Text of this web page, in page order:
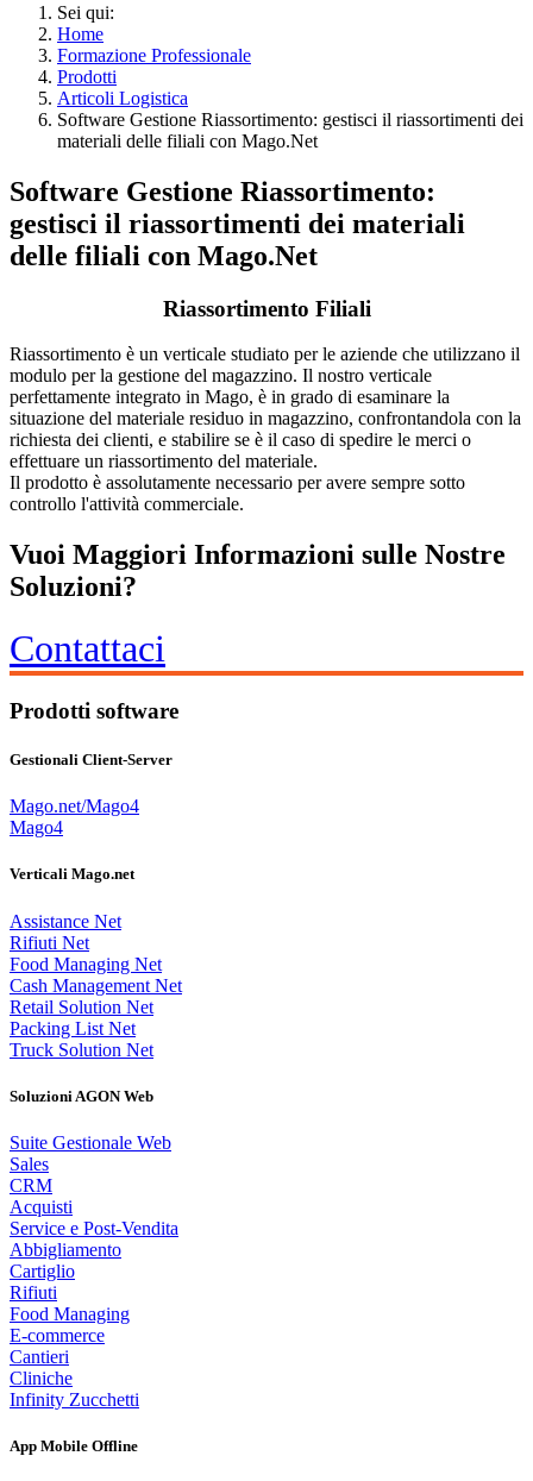
Sei qui:
Home
Formazione Professionale
Prodotti
Articoli Logistica
Software Gestione Riassortimento: gestisci il riassortimenti dei
materiali delle filiali con Mago.Net
Software Gestione Riassortimento:
gestisci il riassortimenti dei materiali
delle filiali con Mago.Net
Riassortimento Filiali
Riassortimento è un verticale studiato per le aziende che utilizzano il
modulo per la gestione del magazzino. Il nostro verticale
perfettamente integrato in Mago, è in grado di esaminare la
situazione del materiale residuo in magazzino, confrontandola con la
richiesta dei clienti, e stabilire se è il caso di spedire le merci o
effettuare un riassortimento del materiale.
Il prodotto è assolutamente necessario per avere sempre sotto
controllo l'attività commerciale.
Vuoi Maggiori Informazioni sulle Nostre
Soluzioni?
Contattaci
Prodotti software
Gestionali Client-Server
Mago.net/Mago4
Mago4
Verticali Mago.net
Assistance Net
Rifiuti Net
Food Managing Net
Cash Management Net
Retail Solution Net
Packing List Net
Truck Solution Net
Soluzioni AGON Web
Suite Gestionale Web
Sales
CRM
Acquisti
Service e Post-Vendita
Abbigliamento
Cartiglio
Rifiuti
Food Managing
E-commerce
Cantieri
Cliniche
Infinity Zucchetti
App Mobile Offline